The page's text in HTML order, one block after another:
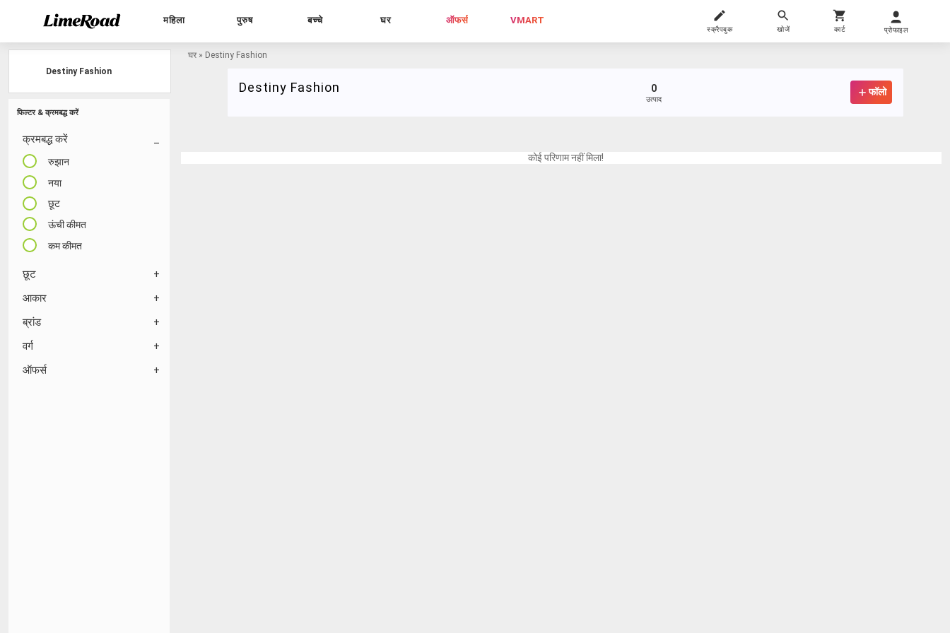
महिला पुरुष बच्चे घर ऑफर्स VMART
स्क्रैपबुक खोजें कार्ट प्रोफाइल
फिल्टर & क्रमबद्ध करें
क्रमबद्ध करें
रुझान
नया
छूट
ऊंची कीमत
कम कीमत
छूट
आकार
ब्रांड
वर्ग
ऑफर्स
घर » Destiny Fashion
Destiny Fashion 0
उत्पाद
फॉलो
Destiny Fashion
कोई परिणाम नहीं मिला!